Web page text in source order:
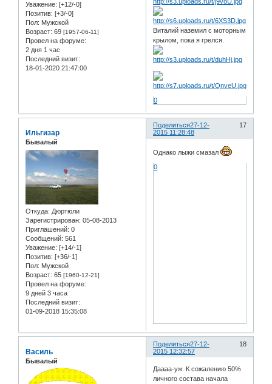
Уважение: [+12/-0]
Позитив: [+3/-0]
Пол: Мужской
Возраст: 69 [1957-06-11]
Провел на форуме:
2 дня 1 час
Последний визит:
18-01-2020 21:47:00
Виталий наземил с моторным
крылом, пока я грелся.
0
Поделиться 17
27-12-
2015 11:28:48
Ильгизар
Бывалый
Откуда: Дюртюли
Зарегистрирован: 05-08-2013
Приглашений: 0
Сообщений: 561
Уважение: [+14/-1]
Позитив: [+36/-1]
Пол: Мужской
Возраст: 65 [1960-12-21]
Провел на форуме:
9 дней 3 часа
Последний визит:
01-09-2018 15:35:08
Однако лыжи смазал
0
Поделиться 18
27-12-
2015 12:32:57
Василь
Бывалый
Даааа-уж. К сожалению 50%
личного состава начала